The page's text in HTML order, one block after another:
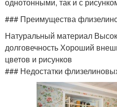
### Преимущества
Натуральный материал
долговечность Хороший
цветов и рисунков
### Недостатки